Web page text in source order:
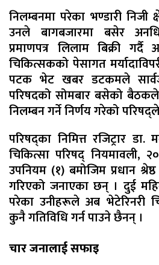
निलम्बनमा परेका भण्डारी निजी
उनले बागबजारमा बसेर
प्रमाणपत्र लिलाम बिक्री
चिकित्सकको पेसागत
पटक भेट खबर डटकमले
परिषदको सोमबार बसेको
निलम्बन गर्ने निर्णय गरेको
परिषद्का निमित्त रजिट्रार
चिकित्सा परिषद् नियमावली,
उपनियम (१) बमोजिम प्रधान
गरिएको जनाएका छन् । दुई
परेका उनीहरूले अब भेटेरिनरी
कुनै गतिविधि गर्न पाउने छैनन् ।
चार जनालाई सफाइ